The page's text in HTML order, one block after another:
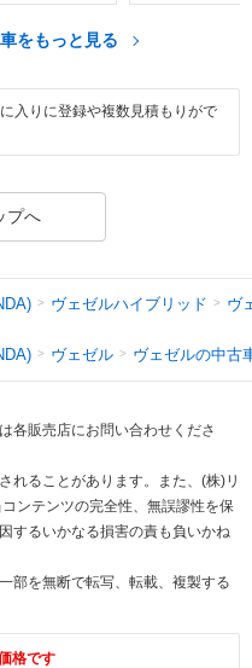
をもっと見る
入りに登録や複数見積もりがで
プへ
ヴェゼルハイブリッド ヴ
ヴェゼル ヴェゼルの中古
各販売店にお問い合わせくださ
れることがあります。また、(株)リ
ンテンツの完全性、無誤謬性を保
するいかなる損害の責も負いかね
部を無断で転写、転載、複製する
格です